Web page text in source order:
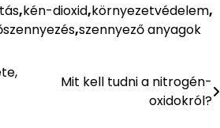
,kén-dioxid,környezetvédelem,
,szennyező anyagok
Mit kell tudni a nitrogén-
oxidokról?